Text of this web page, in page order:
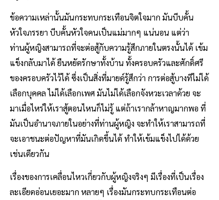
ข้อความเหล่านั้นมันกระทบกระเทือนจิตใจมาก มันบีบคั้น
หัวใจภรรยา บีบคั้นหัวใจคนเป็นแม่มากๆ แน่นอน แต่ว่า
ท่านผู้หญิงสามารถที่จะต่อสู้กับความรู้สึกภายในตรงนั้นได้ เข้ม
แข็งกลับมาได้ ยืนหยัดรักษาทั้งบ้าน ทั้งครอบครัวและศักดิ์ศรี
ของครอบครัวไว้ได้ ซึ่งเป็นสิ่งที่มายด์รู้สึกว่า การต่อสู้บางทีไม่ได้
เลือกบุคคล ไม่ได้เลือกเพศ มันไม่ได้เลือกจังหวะเวลาด้วย จะ
มาเมื่อไหร่ให้เราสู้ตอนไหนก็ไม่รู้ แต่ถ้าเรากล้าหาญมากพอ ที่
มันเป็นอำนาจภายในอย่างที่ท่านผู้หญิง จะทำให้เราสามารถที่
จะเอาชนะต่อปัญหาที่มันเกิดขึ้นได้ ทำให้เข้มแข็งไปได้ด้วย
เช่นเดียวกัน
เรื่องของการเคลื่อนไหวเกี่ยวกับผู้หญิงจริงๆ มีเรื่องที่เป็นเรื่อง
ละเอียดอ่อนเยอะมาก หลายๆ เรื่องมันกระทบกระเทือนต่อ